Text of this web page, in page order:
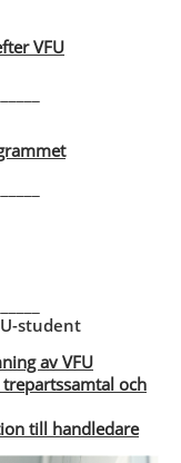
VFU
student
av VFU
och
till handledare